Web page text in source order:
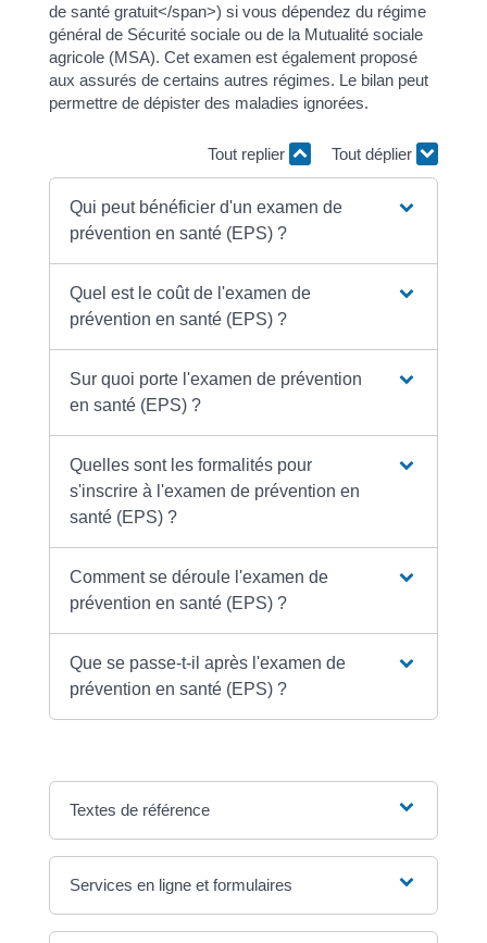
de santé gratuit</span>) si vous dépendez du régime
général de Sécurité sociale ou de la Mutualité sociale
agricole (MSA). Cet examen est également proposé
aux assurés de certains autres régimes. Le bilan peut
permettre de dépister des maladies ignorées.
Tout replier Tout déplier
Qui peut bénéficier d'un examen de
prévention en santé (EPS) ?
Quel est le coût de l'examen de
prévention en santé (EPS) ?
Sur quoi porte l'examen de prévention
en santé (EPS) ?
Quelles sont les formalités pour
s'inscrire à l'examen de prévention en
santé (EPS) ?
Comment se déroule l'examen de
prévention en santé (EPS) ?
Que se passe-t-il après l'examen de
prévention en santé (EPS) ?
Textes de référence
Services en ligne et formulaires